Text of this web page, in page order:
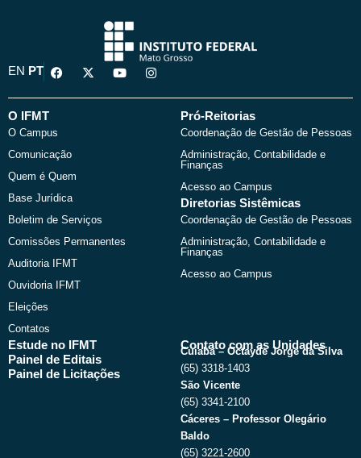
EN PT
F
a
e
o
k
X
-
w
Y
o
t
I
n
t
O IFMT
O Campus
Comunicação
Quem é Quem
Base Jurídica
Boletim de Serviços
Comissões Permanentes
Auditoria IFMT
Ouvidoria IFMT
Eleições
Contatos
Pró-Reitorias
Coordenação de Gestão de Pessoas
Administração, Contabilidade e
Finanças
Acesso ao Campus
Diretorias Sistêmicas
Coordenação de Gestão de Pessoas
Administração, Contabilidade e
Finanças
Acesso ao Campus
Estude no IFMT
Painel de Editais
Painel de Licitações
Contato com as Unidades
Cuiabá – Octayde Jorge da Silva
(65) 3318-1403
São Vicente
(65) 3341-2100
Cáceres – Professor Olegário
Baldo
(65) 3221-2600